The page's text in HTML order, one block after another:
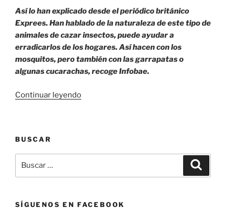
Así lo han explicado desde el periódico británico
Exprees. Han hablado de la naturaleza de este tipo de
animales de cazar insectos, puede ayudar a
erradicarlos de los hogares. Así hacen con los
mosquitos, pero también con las garrapatas o
algunas cucarachas, recoge Infobae.
Continuar leyendo«Arañas
BUSCAR
por:
SÍGUENOS EN FACEBOOK